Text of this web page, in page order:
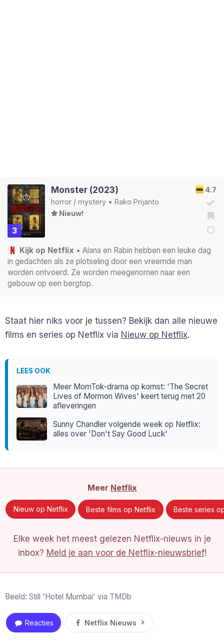
3
4.7
Monster (2023)
horror / mystery • Rako Prijanto
Nieuw!
Kijk op Netflix • Alana en Rabin hebben een leuke dag
in gedachten als ze plotseling door een vreemde man
worden ontvoerd. Ze worden meegenomen naar een
gebouw op een bergtop.
Staat hier niks voor je tussen? Bekijk dan alle nieuwe
films en series op Netflix via Nieuw op Netflix.
LEES OOK
Meer MomTok-drama op komst: 'The Secret
Lives of Mormon Wives' keert terug met 20
afleveringen
Sunny Chandler volgende week op Netflix:
alles over 'Don't Say Good Luck'
Meer Netflix
Nieuw op Netflix Beste films op Netflix Beste series
Elke week het meest gelezen Netflix-nieuws in je
inbox? Meld je aan voor de Netflix-nieuwsbrief!
Beeld: Still 'Hotel Mumbai' via TMDb
Reacties Netflix Nieuws